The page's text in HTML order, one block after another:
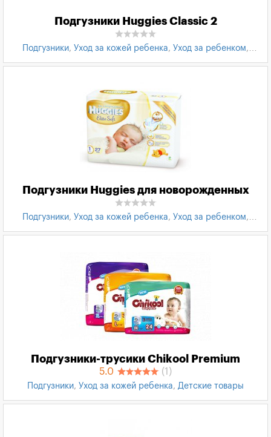
Подгузники Huggies Classic 2
Подгузники, Уход за кожей ребенка, Уход за ребенком,
Подгузники Huggies для новорожденных
Подгузники, Уход за кожей ребенка, Уход за ребенком,
Подгузники-трусики Chikool Premium
5.0 (1)
Подгузники, Уход за кожей ребенка, Детские товары